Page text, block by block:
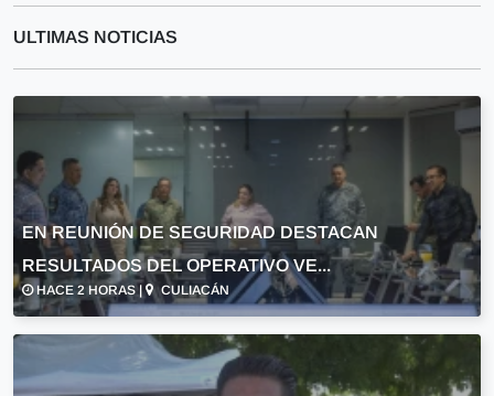
ULTIMAS NOTICIAS
EN REUNIÓN DE SEGURIDAD DESTACAN
RESULTADOS DEL OPERATIVO VE...
HACE 2 HORAS | CULIACÁN